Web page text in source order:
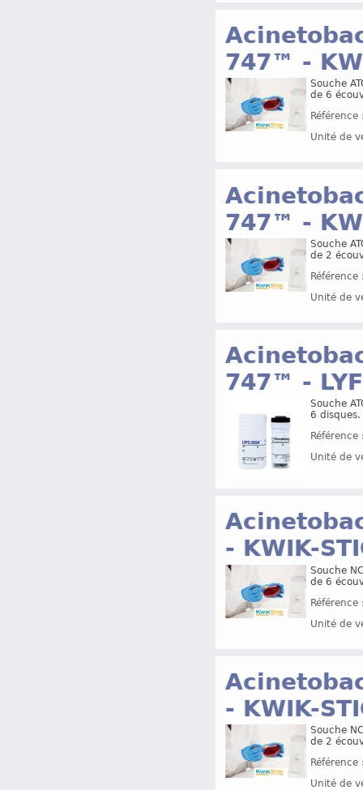
747™ -
Souche
de 6
Unité de
747™ -
Souche
de 2
Unité de
747™ -
Souche
6 disques.
Unité de
- KWIK-
Souche
de 6
Unité de
- KWIK-
Souche
de 2
Unité de